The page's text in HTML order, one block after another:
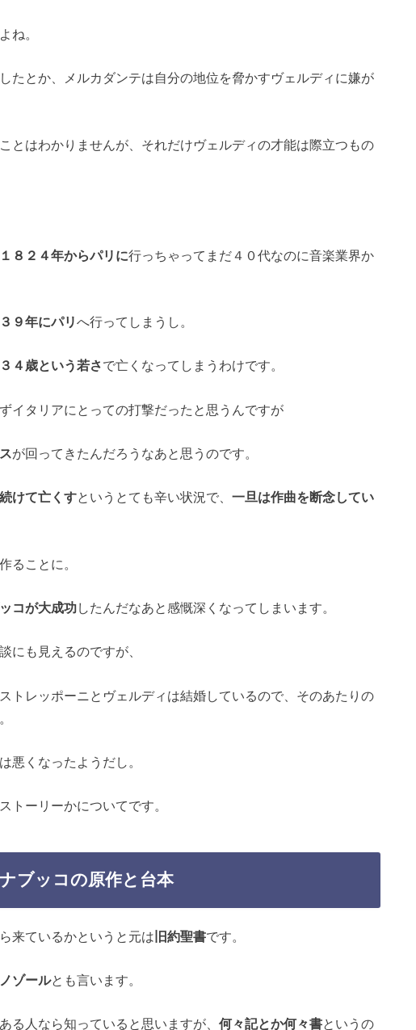
ね。
たとか、メルカダンテは自分の地位を脅かすヴェルディに嫌が
とはわかりませんが、それだけヴェルディの才能は際立つもの
８２４年からパリに行っちゃってまだ４０代なのに音楽業界か
９年にパリへ行ってしまうし。
４歳という若さで亡くなってしまうわけです。
イタリアにとっての打撃だったと思うんですが
が回ってきたんだろうなあと思うのです。
けて亡くすというとても辛い状況で、 一旦は作曲を断念してい
ることに。
コが大成功したんだなあと感慨深くなってしまいます。
にも見えるのですが、
トレッポーニとヴェルディは結婚しているので、そのあたりの
悪くなったようだし。
トーリーかについてです。
ナブッコの原作と台本
来ているかというと元は 旧約聖書です。
ゾールとも言います。
る人なら知っていると思いますが、 何々記とか何々書というの